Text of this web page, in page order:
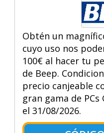
Obtén un
cuyo uso nos
100€ al hacer tu
de Beep.
precio canjeable
gran gama de
el 31/08/2026.